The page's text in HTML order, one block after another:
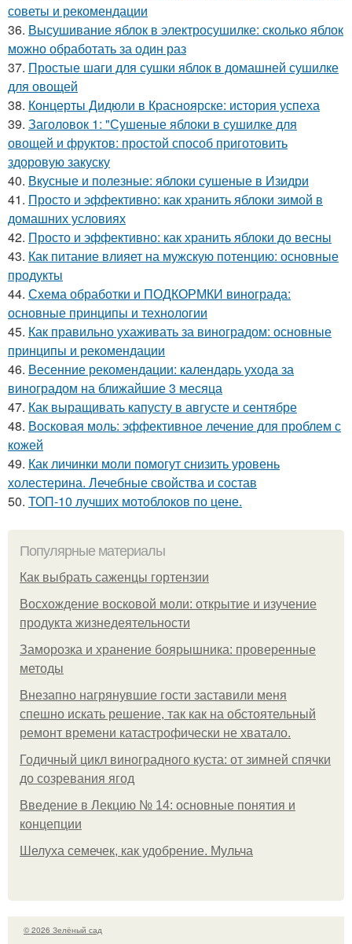
советы и рекомендации
36. Высушивание яблок в электросушилке: сколько яблок
можно обработать за один раз
37. Простые шаги для сушки яблок в домашней сушилке
для овощей
38. Концерты Дидюли в Красноярске: история успеха
39. Заголовок 1: "Сушеные яблоки в сушилке для
овощей и фруктов: простой способ приготовить
здоровую закуску
40. Вкусные и полезные: яблоки сушеные в Изидри
41. Просто и эффективно: как хранить яблоки зимой в
домашних условиях
42. Просто и эффективно: как хранить яблоки до весны
43. Как питание влияет на мужскую потенцию: основные
продукты
44. Схема обработки и ПОДКОРМКИ винограда:
основные принципы и технологии
45. Как правильно ухаживать за виноградом: основные
принципы и рекомендации
46. Весенние рекомендации: календарь ухода за
виноградом на ближайшие 3 месяца
47. Как выращивать капусту в августе и сентябре
48. Восковая моль: эффективное лечение для проблем с
кожей
49. Как личинки моли помогут снизить уровень
холестерина. Лечебные свойства и состав
50. ТОП-10 лучших мотоблоков по цене.
Популярные материалы
Как выбрать саженцы гортензии
Восхождение восковой моли: открытие и изучение
продукта жизнедеятельности
Заморозка и хранение боярышника: проверенные
методы
Внезапно нагрянувшие гости заставили меня
спешно искать решение, так как на обстоятельный
ремонт времени катастрофически не хватало.
Годичный цикл виноградного куста: от зимней спячки
до созревания ягод
Введение в Лекцию № 14: основные понятия и
концепции
Шелуха семечек, как удобрение. Мульча
© 2026 Зелёный сад